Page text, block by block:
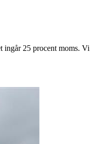
25 procent moms.